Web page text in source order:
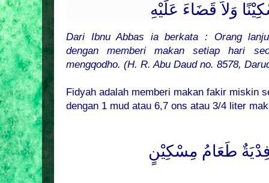
وَلاَ قَضَاءَ عَلَيْهِ
Dari Ibnu Abbas ia berkata : Orang
dengan memberi makan setiap hari
mengqodho. (H. R. Abu Daud no. 8578,
Fidyah adalah memberi makan fakir miskin
dengan 1 mud atau 6,7 ons atau 3/4 liter
طَعَامُ مِسْكِيْنٍ